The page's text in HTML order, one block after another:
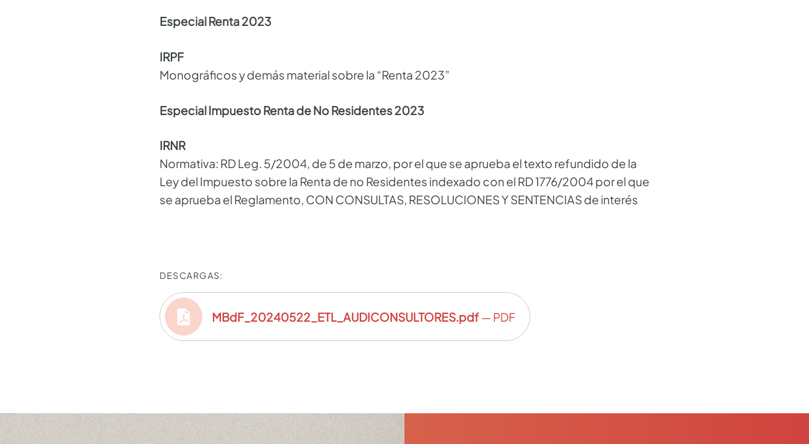
Especial Renta 2023
IRPF
Monográficos y demás material sobre la “Renta 2023”
Especial Impuesto Renta de No Residentes 2023
IRNR
Normativa: RD Leg. 5/2004, de 5 de marzo, por el que se aprueba el texto refundido de la
Ley del Impuesto sobre la Renta de no Residentes indexado con el RD 1776/2004 por el que
se aprueba el Reglamento, CON CONSULTAS, RESOLUCIONES Y SENTENCIAS de interés
DESCARGAS:
MBdF_20240522_ETL_AUDICONSULTORES.pdf— PDF